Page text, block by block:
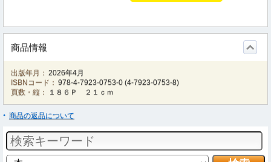
商品情報
出版年月： 2026年4月
ISBNコード： 978-4-7923-0753-0 (4-7923-0753-8)
頁数・縦：
１８６Ｐ ２１ｃｍ
商品の返品について